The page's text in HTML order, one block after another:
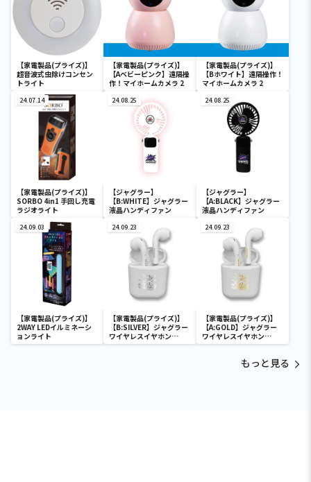
【家電製品(プライズ)】
超音波式虫除けコンセン
トライト
【家電製品(プライズ)】
【Aベビーピンク】遠隔操
作！マイホームカメラ 2
【家電製品(プライズ)】
【Bホワイト】遠隔操作！
マイホームカメラ 2
24.07.14
【家電製品(プライズ)】
SORBO 4in1 手回し充電
ラジオライト
24.08.25
【ジャグラー】
【B:WHITE】ジャグラー
液晶ハンディファン
24.08.25
【ジャグラー】
【A:BLACK】ジャグラー
液晶ハンディファン
24.09.03
【家電製品(プライズ)】
2WAY LEDイルミネーシ
ョンライト
24.09.23
【家電製品(プライズ)】
【B:SILVER】ジャグラー
ワイヤレスイヤホン
2(GOLD&SILVER)
24.09.23
【家電製品(プライズ)】
【A:GOLD】ジャグラー
ワイヤレスイヤホン
2(GOLD&SILVER)
もっと見る